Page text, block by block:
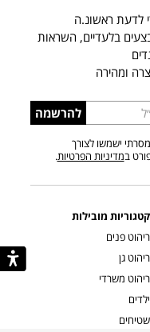
לדעת ראשונ.ה
בלעדיים, השראות
ומהירה
להרשמה
ישמשו לצורך
במדיניות הפרטיות.
קטגוריות מובילות
ריהוט פנים
ריהוט גן
ריהוט משרדי
ילדים
שטיחים